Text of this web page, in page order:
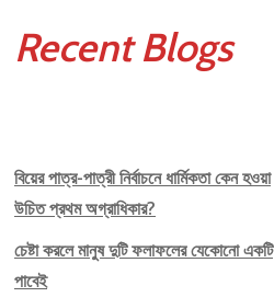
Recent Blogs
বিয়ের পাত্র-পাত্রী নির্বাচনে ধার্মিকতা কেন হওয়া
উচিত প্রথম অগ্রাধিকার?
চেষ্টা করলে মানুষ দুটি ফলাফলের যেকোনো একটি
পাবেই